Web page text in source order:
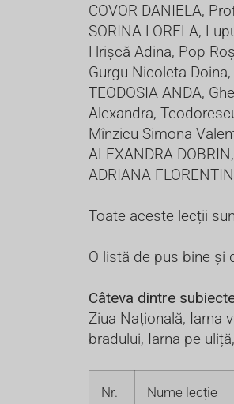
COVOR DANIELA,
SORINA LORELA,
Hrișcă Adina, Pop
Gurgu Nicoleta-
TEODOSIA ANDA,
Alexandra,
Mînzicu Simona
ALEXANDRA
ADRIANA
Toate aceste lecții
O listă de pus bine și
Câteva dintre
Ziua Națională, Iarna
bradului, Iarna pe
Nr. Nume lecție